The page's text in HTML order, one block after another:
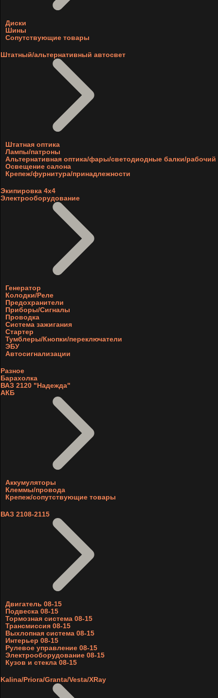
Диски
Шины
Сопутствующие товары
Штатный/альтернативный автосвет
Штатная оптика
Лампы/патроны
Альтернативная оптика/фары/светодиодные балки/рабочий
Освещение салона
Крепеж/фурнитура/принадлежности
Экипировка 4х4
Электрооборудование
Генератор
Колодки/Реле
Предохранители
Приборы/Сигналы
Проводка
Система зажигания
Стартер
Тумблеры/Кнопки/переключатели
ЭБУ
Автосигнализации
Разное
Барахолка
ВАЗ 2120 "Надежда"
АКБ
Аккумуляторы
Клеммы/провода
Крепеж/сопутствующие товары
ВАЗ 2108-2115
Двигатель 08-15
Подвеска 08-15
Тормозная система 08-15
Трансмиссия 08-15
Выхлопная система 08-15
Интерьер 08-15
Рулевое управление 08-15
Электрооборудование 08-15
Кузов и стекла 08-15
Kalina/Priora/Granta/Vesta/XRay